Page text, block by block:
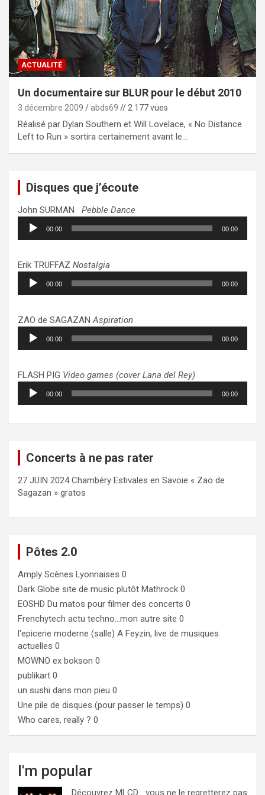
ACTUALITÉ
Un documentaire sur BLUR pour le début 2010
3 décembre 2009 abds69 // 2 177 vues
Réalisé par Dylan Southern et Will Lovelace, « No Distance
Left to Run » sortira certainement avant le…
Disques que j’écoute
John SURMAN Pebble Dance
Lecteur
audio
00:00 00:00
Erik TRUFFAZ Nostalgia
Lecteur
audio
00:00 00:00
ZAO de SAGAZANAspiration
Lecteur
audio
00:00 00:00
FLASH PIG Video games (cover Lana del Rey)
Lecteur
audio
00:00 00:00
Concerts à ne pas rater
27 JUIN 2024 Chambéry Estivales en Savoie « Zao de
Sagazan » gratos
Pôtes 2.0
Amply Scènes Lyonnaises 0
Dark Globe site de music plutôt Mathrock 0
EOSHD Du matos pour filmer des concerts 0
Frenchytech actu techno…mon autre site 0
l'epicerie moderne (salle) A Feyzin, live de musiques
actuelles 0
MOWNO ex bokson 0
publikart 0
un sushi dans mon pieu 0
Une pile de disques (pour passer le temps) 0
Who cares, really ? 0
I'm popular
Découvrez MLCD… vous ne le regretterez pas